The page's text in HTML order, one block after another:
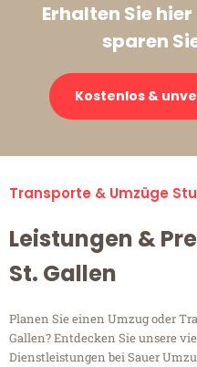
Erhalten Sie hier
sparen
Kostenlos &
Transporte & Umzüge
Leistungen &
St. Gallen
Planen Sie einen Umzug oder
Gallen? Entdecken Sie unsere
Dienstleistungen bei Sauer